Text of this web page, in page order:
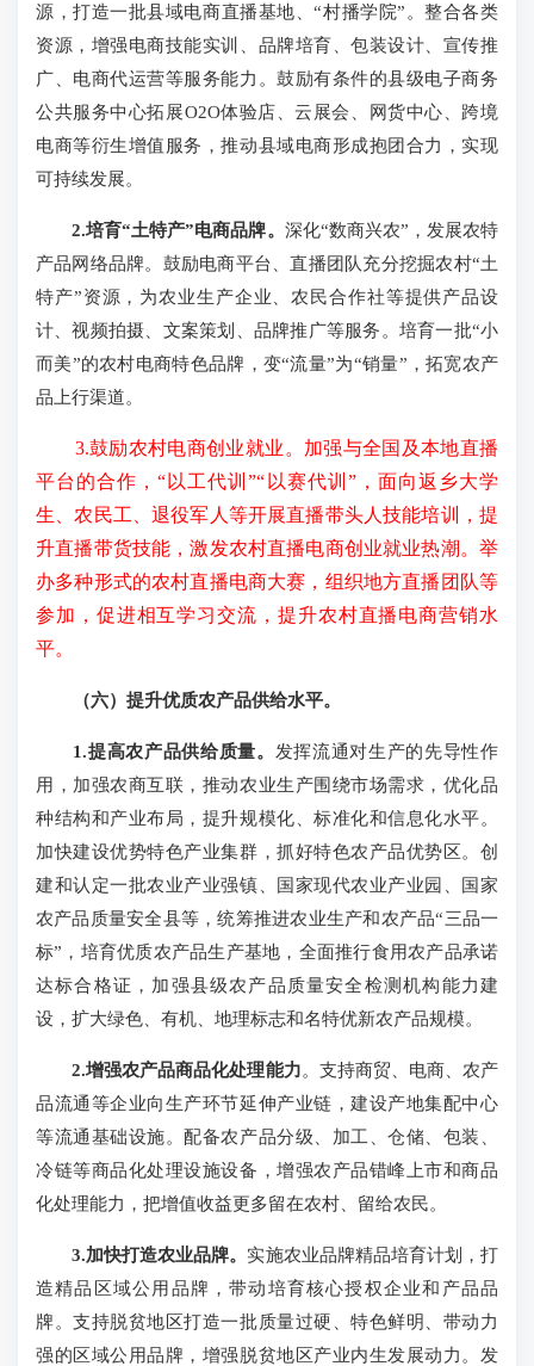
源，打造一批县域电商直播基地、“村播学院”。整合各类
资源，增强电商技能实训、品牌培育、包装设计、宣传推
广、电商代运营等服务能力。鼓励有条件的县级电子商务
公共服务中心拓展O2O体验店、云展会、网货中心、跨境
电商等衍生增值服务，推动县域电商形成抱团合力，实现
可持续发展。
2.培育“土特产”电商品牌。 深化“数商兴农”，发展农特
产品网络品牌。鼓励电商平台、直播团队充分挖掘农村“土
特产”资源，为农业生产企业、农民合作社等提供产品设
计、视频拍摄、文案策划、品牌推广等服务。培育一批“小
而美”的农村电商特色品牌，变“流量”为“销量”，拓宽农产
品上行渠道。
3.鼓励农村电商创业就业。加强与全国及本地直播
平台的合作，“以工代训”“以赛代训”，面向返乡大学
生、农民工、退役军人等开展直播带头人技能培训，提
升直播带货技能，激发农村直播电商创业就业热潮。举
办多种形式的农村直播电商大赛，组织地方直播团队等
参加，促进相互学习交流，提升农村直播电商营销水
平。
（六）提升优质农产品供给水平。
1.提高农产品供给质量。 发挥流通对生产的先导性作
用，加强农商互联，推动农业生产围绕市场需求，优化品
种结构和产业布局，提升规模化、标准化和信息化水平。
加快建设优势特色产业集群，抓好特色农产品优势区。创
建和认定一批农业产业强镇、国家现代农业产业园、国家
农产品质量安全县等，统筹推进农业生产和农产品“三品一
标”，培育优质农产品生产基地，全面推行食用农产品承诺
达标合格证，加强县级农产品质量安全检测机构能力建
设，扩大绿色、有机、地理标志和名特优新农产品规模。
2.增强农产品商品化处理能力。支持商贸、电商、农产
品流通等企业向生产环节延伸产业链，建设产地集配中心
等流通基础设施。配备农产品分级、加工、仓储、包装、
冷链等商品化处理设施设备，增强农产品错峰上市和商品
化处理能力，把增值收益更多留在农村、留给农民。
3.加快打造农业品牌。 实施农业品牌精品培育计划，打
造精品区域公用品牌，带动培育核心授权企业和产品品
牌。支持脱贫地区打造一批质量过硬、特色鲜明、带动力
强的区域公用品牌，增强脱贫地区产业内生发展动力。发